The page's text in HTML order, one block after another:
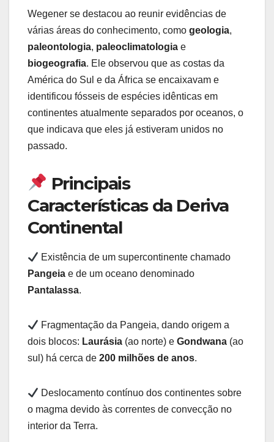
Wegener se destacou ao reunir evidências de
várias áreas do conhecimento, como geologia,
paleontologia, paleoclimatologia e
biogeografia. Ele observou que as costas da
América do Sul e da África se encaixavam e
identificou fósseis de espécies idênticas em
continentes atualmente separados por oceanos, o
que indicava que eles já estiveram unidos no
passado.
Principais
Características da Deriva
Continental
Existência de um supercontinente chamado
Pangeia e de um oceano denominado
Pantalassa.
Fragmentação da Pangeia, dando origem a
dois blocos: Laurásia (ao norte) e Gondwana (ao
sul) há cerca de 200 milhões de anos.
Deslocamento contínuo dos continentes sobre
o magma devido às correntes de convecção no
interior da Terra.